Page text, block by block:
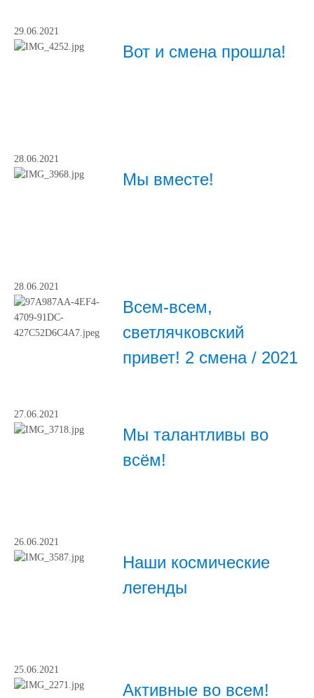
29.06.2021
Вот и смена прошла!
28.06.2021
Мы вместе!
28.06.2021
Всем-всем,
светлячковский
привет! 2 cмена / 2021
27.06.2021
Мы талантливы во
всём!
26.06.2021
Наши космические
легенды
25.06.2021
Активные во всем!